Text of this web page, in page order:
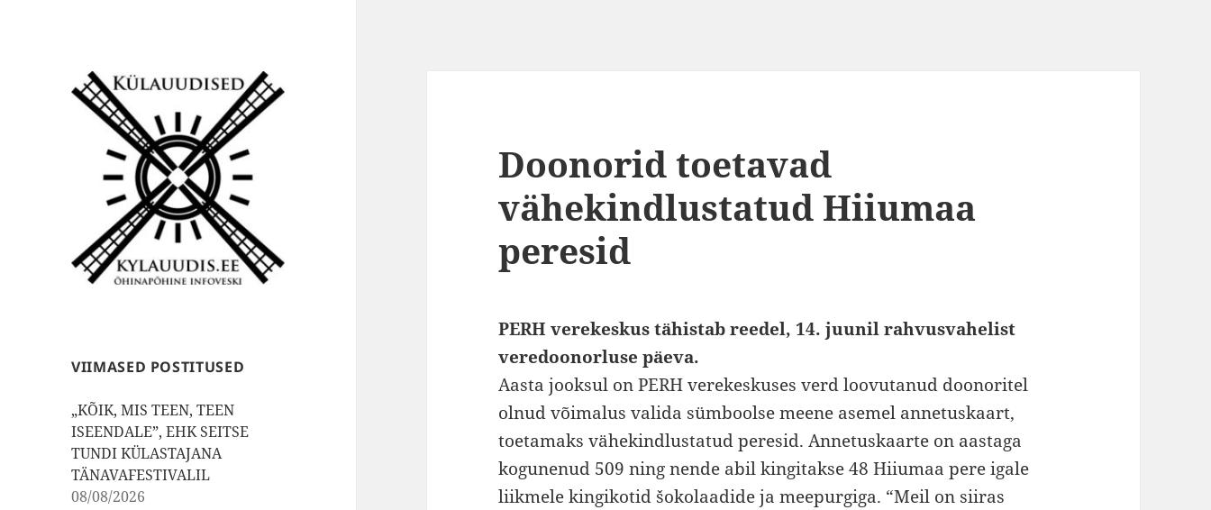
VIIMASED POSTITUSED
„KÕIK, MIS TEEN, TEEN
ISEENDALE”, EHK SEITSE
TUNDI KÜLASTAJANA
TÄNAVAFESTIVALIL
08/08/2026
Doonorid toetavad
vähekindlustatud Hiiumaa
peresid
PERH verekeskus tähistab reedel, 14. juunil rahvusvahelist
veredoonorluse päeva.
Aasta jooksul on PERH verekeskuses verd loovutanud doonoritel
olnud võimalus valida sümboolse meene asemel annetuskaart,
toetamaks vähekindlustatud peresid. Annetuskaarte on aastaga
kogunenud 509 ning nende abil kingitakse 48 Hiiumaa pere igale
liikmele kingikotid šokolaadide ja meepurgiga. “Meil on siiras